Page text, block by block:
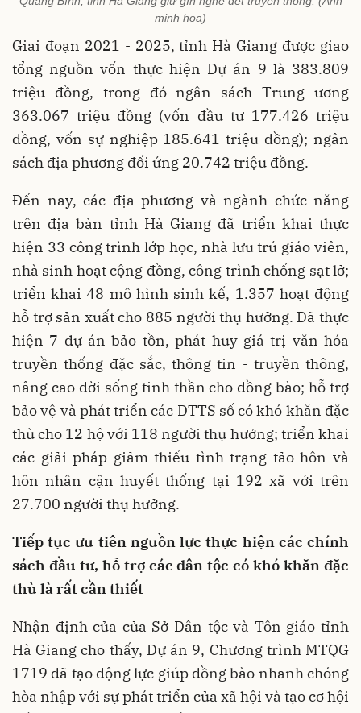
minh họa)
Giai đoạn 2021 - 2025, tỉnh Hà Giang được giao
tổng nguồn vốn thực hiện Dự án 9 là 383.809
triệu đồng, trong đó ngân sách Trung ương
363.067 triệu đồng (vốn đầu tư 177.426 triệu
đồng, vốn sự nghiệp 185.641 triệu đồng); ngân
sách địa phương đối ứng 20.742 triệu đồng.
Đến nay, các địa phương và ngành chức năng
trên địa bàn tỉnh Hà Giang đã triển khai thực
hiện 33 công trình lớp học, nhà lưu trú giáo viên,
nhà sinh hoạt cộng đồng, công trình chống sạt lở;
triển khai 48 mô hình sinh kế, 1.357 hoạt động
hỗ trợ sản xuất cho 885 người thụ hưởng. Đã thực
hiện 7 dự án bảo tồn, phát huy giá trị văn hóa
truyền thống đặc sắc, thông tin - truyền thông,
nâng cao đời sống tinh thần cho đồng bào; hỗ trợ
bảo vệ và phát triển các DTTS số có khó khăn đặc
thù cho 12 hộ với 118 người thụ hưởng; triển khai
các giải pháp giảm thiểu tình trạng tảo hôn và
hôn nhân cận huyết thống tại 192 xã với trên
27.700 người thụ hưởng.
Tiếp tục ưu tiên nguồn lực thực hiện các chính
sách đầu tư, hỗ trợ các dân tộc có khó khăn đặc
thù là rất cần thiết
Nhận định của của Sở Dân tộc và Tôn giáo tỉnh
Hà Giang cho thấy, Dự án 9, Chương trình MTQG
1719 đã tạo động lực giúp đồng bào nhanh chóng
hòa nhập với sự phát triển của xã hội và tạo cơ hội